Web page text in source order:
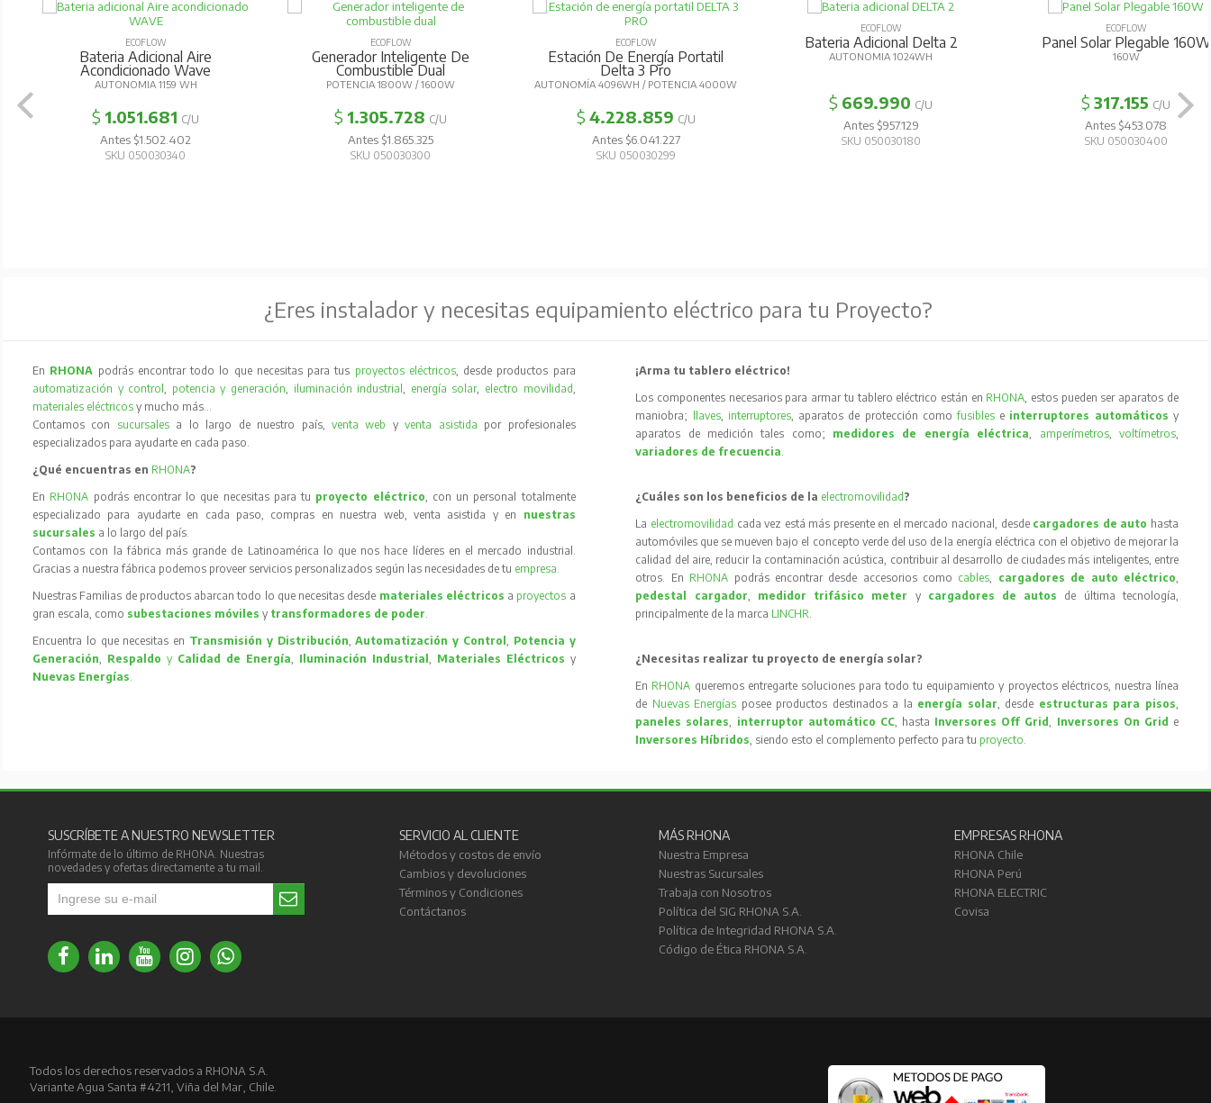
ECOFLOW
Bateria Adicional Aire
Acondicionado Wave
AUTONOMIA 1159 WH
$ 1.051.681 C/U
Antes $1.502.402
SKU 050030340
ECOFLOW
Generador Inteligente De
Combustible Dual
POTENCIA 1800W / 1600W
$ 1.305.728 C/U
Antes $1.865.325
SKU 050030300
ECOFLOW
Estación De Energía Portatil
Delta 3 Pro
AUTONOMÍA 4096WH / POTENCIA 4000W
$ 4.228.859 C/U
Antes $6.041.227
SKU 050030299
ECOFLOW
Bateria Adicional Delta 2
AUTONOMIA 1024WH
$ 669.990 C/U
Antes $957.129
SKU 050030180
ECOFLOW
Panel Solar Plegable 160W
160W
$317.155 C/U
Antes $453.078
SKU 050030400
¿Eres instalador y necesitas equipamiento eléctrico para tu Proyecto?
En RHONA podrás encontrar todo lo que necesitas para tus proyectos eléctricos, desde productos para
automatización y control, potencia y generación, iluminación industrial, energía solar, electro movilidad,
materiales eléctricos y mucho más…
Contamos con sucursales a lo largo de nuestro país, venta web yventa asistida por profesionales
especializados para ayudarte en cada paso.
¿Qué encuentras en RHONA?
En RHONA podrás encontrar lo que necesitas para tu proyecto eléctrico, con un personal totalmente
especializado para ayudarte en cada paso, compras en nuestra web, venta asistida y en nuestras
sucursales a lo largo del país.
Contamos con la fábrica más grande de Latinoamérica lo que nos hace líderes en el mercado industrial.
Gracias a nuestra fábrica podemos proveer servicios personalizados según las necesidades de tu empresa.
Nuestras Familias de productos abarcan todo lo que necesitas desde materiales eléctricos a proyectos a
gran escala, como subestaciones móvilesy transformadores de poder.
Encuentra lo que necesitas en Transmisión y Distribución,Automatización y Control, Potencia y
Generación, Respaldo y Calidad de Energía, Iluminación Industrial , Materiales Eléctricos y
Nuevas Energías.
¡Arma tu tablero eléctrico!
Los componentes necesarios para armar tu tablero eléctrico están en RHONA, estos pueden ser aparatos de
maniobra;
llaves, interruptores, aparatos de protección comofusibles e interruptores automáticos y
aparatos de medición tales como; medidores de energía eléctrica, amperímetros, voltímetros,
variadores de frecuencia.
¿Cuáles son los beneficios de la electromovilidad ?
La electromovilidad cada vez está más presente en el mercado nacional, desde cargadores de auto hasta
automóviles que se mueven bajo el concepto verde del uso de la energía eléctrica con el objetivo de mejorar la
calidad del aire, reducir la contaminación acústica, contribuir al desarrollo de ciudades más inteligentes, entre
otros. En RHONA podrás encontrar desde accesorios como cables, cargadores de auto eléctrico,
pedestal cargador, medidor trifásico meter y cargadores de autos
de última tecnología,
principalmente de la marca LINCHR.
¿Necesitas realizar tu proyecto de energía solar?
En RHONA queremos entregarte soluciones para todo tu equipamiento y proyectos eléctricos, nuestra línea
de Nuevas Energías posee productos destinados a la energía solar, desde estructuras para pisos,
paneles solares, interruptor automático CC, hasta Inversores Off Grid, Inversores On Grid e
Inversores Híbridos, siendo esto el complemento perfecto para tu proyecto.
SUSCRÍBETE A NUESTRO NEWSLETTER
Infórmate de lo último de RHONA. Nuestras
novedades y ofertas directamente a tu mail.
SERVICIO AL CLIENTE
Métodos y costos de envío
Cambios y devoluciones
Términos y Condiciones
Contáctanos
MÁS RHONA
Nuestra Empresa
Nuestras Sucursales
Trabaja con Nosotros
Política del SIG RHONA S.A.
Política de Integridad RHONA S.A.
Código de Ética RHONA S.A.
EMPRESAS RHONA
RHONA Chile
RHONA Perú
RHONA ELECTRIC
Covisa
Todos los derechos reservados a RHONA S.A.
Variante Agua Santa #4211, Viña del Mar, Chile.